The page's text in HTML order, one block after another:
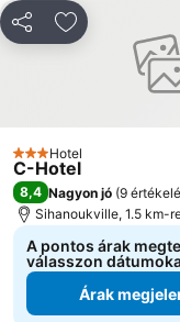
MegosztásHozzáadás a
3 Kategória
Hotel
C-Hotel
8,4 Nagyon jó (9
Sihanoukville, 1.5 km-
A pontos árak
válasszon
Árak